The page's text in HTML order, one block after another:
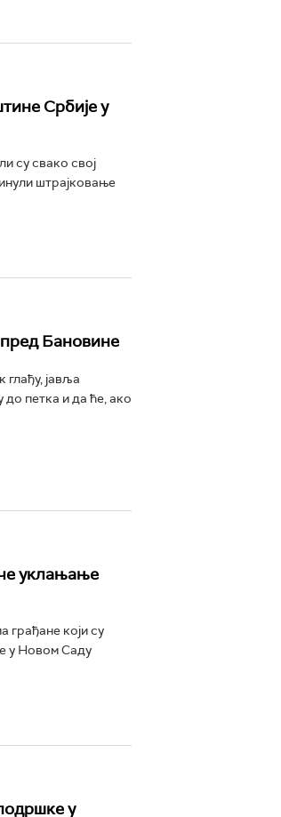
Србије у
су свако свој
штрајковање
Бановине
јавља
петка и да ће, ако
уклањање
грађане који су
у Новом Саду
у